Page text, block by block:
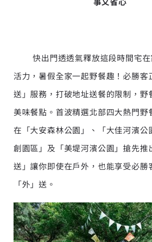
快出門透透氣釋放這段時間宅在
活力，暑假全家一起野餐趣！必勝客
送」服務，打破地址送餐的限制，野
美味餐點。首波精選北部四大熱門野
在「大安森林公園」、「大佳河濱公
創園區」及「美堤河濱公園」搶先推
送」讓你即使在戶外，也能享受必勝
「外」送。